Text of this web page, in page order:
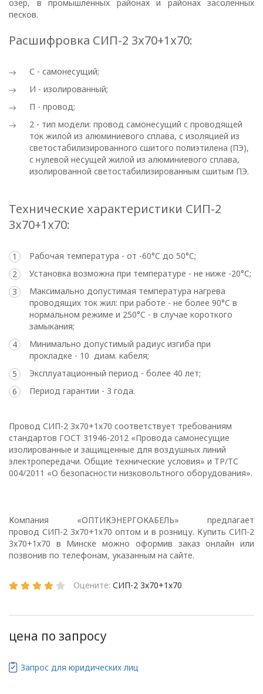
озер, в промышленных районах и районах засоленных
песков.
Расшифровка СИП-2 3х70+1х70:
С - самонесущий;
И - изолированный;
П - провод;
2 - тип модели: провод самонесущий с проводящей
ток жилой из алюминиевого сплава, с изоляцией из
светостабилизированного сшитого полиэтилена (ПЭ),
с нулевой несущей жилой из алюминиевого сплава,
изолированной светостабилизированным сшитым ПЭ.
Технические характеристики СИП-2
3х70+1х70:
Рабочая температура - от -60°C до 50°C;
Установка возможна при температуре - не ниже -20°C;
Максимально допустимая температура нагрева
проводящих ток жил: при работе - не более 90°C в
нормальном режиме и 250°C - в случае короткого
замыкания;
Минимально допустимый радиус изгиба при
прокладке - 10 диам. кабеля;
Эксплуатационный период - более 40 лет;
Период гарантии - 3 года.
Провод СИП-2 3х70+1х70 соответствует требованиям
стандартов ГОСТ 31946-2012 «Провода самонесущие
изолированные и защищенные для воздушных линий
электропередачи. Общие технические условия» и ТР/ТС
004/2011 «О безопасности низковольтного оборудования».
Компания «ОПТИКЭНЕРГОКАБЕЛЬ» предлагает
провод СИП-2 3х70+1х70 оптом и в розницу. Купить СИП-2
3х70+1х70 в Минске можно оформив заказ онлайн или
позвонив по телефонам, указанным на сайте.
Оцените: СИП-2 3х70+1х70
цена по запросу
Запрос для юридических лиц
ПОЛИТИКА
ОПЕРАТОРА
отношении
обработки
персональных
данных
Общество с ограниченной
ответственностью
«ОПТИКЭНЕРГОКАБЕЛЬ»
УТВЕРЖДАЮ
«ОПТИКЭНЕРГОКАБЕЛЬ»
В.А. Прокопчук _________​
г. Минск
Глава 1
Общие
1.1. Настоящая политика в
отношении обработки
в ООО
определяет
цели, принципы, способы,
персональных данных,